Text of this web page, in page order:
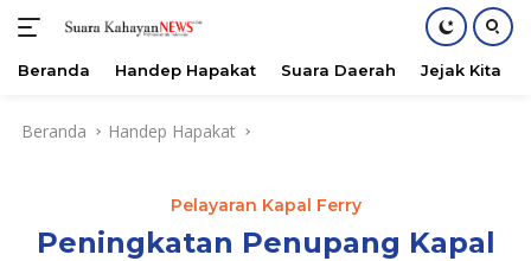
Beranda Handep Hapakat Suara Daerah Jejak Kita
Beranda Handep Hapakat
Pelayaran Kapal Ferry
Peningkatan Penupang Kapal